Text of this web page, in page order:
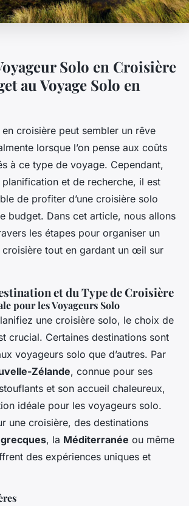
Solo en Croisière
au Voyage Solo en
croisière peut sembler un rêve
lorsque l’on pense aux coûts
à ce type de voyage. Cependant,
et de recherche, il est
de profiter d’une croisière solo
budget. Dans cet article, nous allons
les étapes pour organiser un
tout en gardant un œil sur
et du Type de Croisière
pour les Voyageurs Solo
une croisière solo, le choix de
crucial. Certaines destinations sont
voyageurs solo que d’autres. Par
Zélande, connue pour ses
et son accueil chaleureux,
idéale pour les voyageurs solo.
une croisière, des destinations
, la Méditerranée ou même
des expériences uniques et